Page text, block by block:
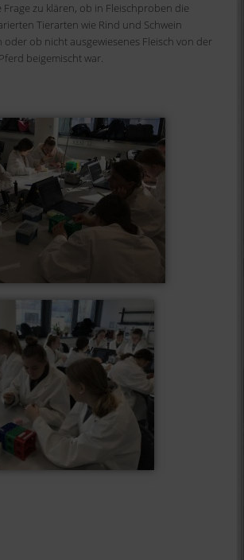
Frage zu klären, ob in Fleischproben die
Tierarten wie Rind und Schwein
oder ob nicht ausgewiesenes Fleisch von der
beigemischt war.